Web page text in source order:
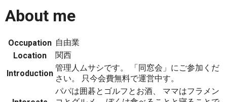
About me
Occupation 自由業
Location
関西
Introduction
管理人ムサシです。 「同窓会」にご参加くだ
さい。 只今会費無料で運営中す。
パパは囲碁とゴルフとお酒、 ママはフラメン